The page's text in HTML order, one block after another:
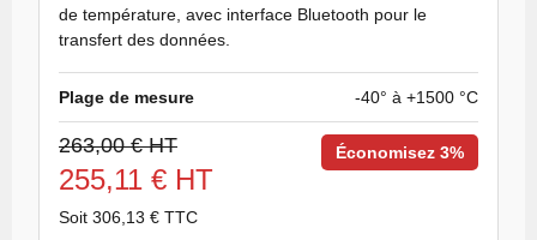
de température, avec interface Bluetooth pour le
transfert des données.
Plage de mesure -40° à +1500 °C
Économisez 3%
263,00 € HT
255,11 € HT
Soit 306,13 € TTC